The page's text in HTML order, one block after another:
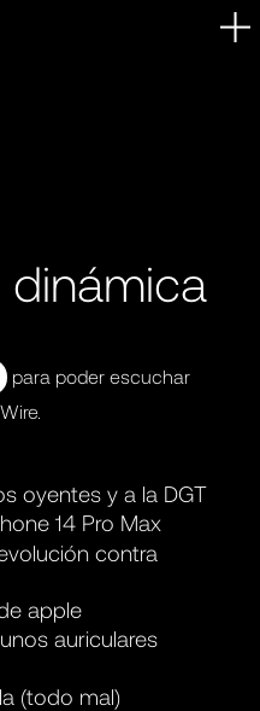
dinámica
para poder escuchar
oyentes y a la DGT
14 Pro Max
contra
apple
auriculares
(todo mal)